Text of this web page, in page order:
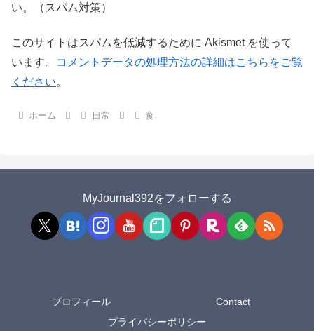
い。（スパム対策）
このサイトはスパムを低減するために Akismet を使って
います。
コメントデータの処理方法の詳細はこちらをご覧
ください。
ホーム 日常 食
MyJournal392をフォローする
プロフィール
Contact
プライバシーポリシー